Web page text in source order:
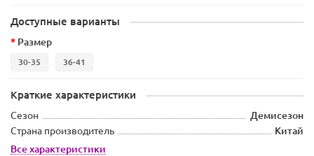
Доступные варианты
Размер
30-35 36-41
Краткие характеристики
Сезон
Демисезон
Страна производитель
Китай
Все характеристики